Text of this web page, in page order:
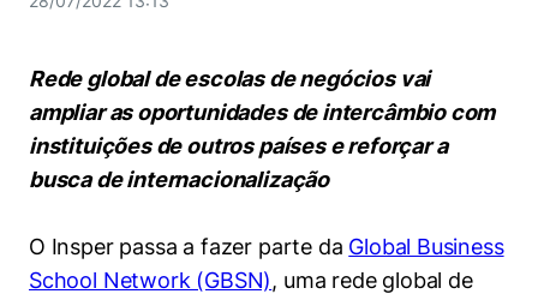
Todas as Engenharias
Engenharia de Computação
Engenharia Mecânica
Direito
Prêmio Duda Ermírio de Moraes
Como funciona
Resolução Eficaz de Problemas
Oportunidade de Negócios
Sala de Imprensa
Pesquisa na Graduação
Seminários Acadêmicos
Comitê de Ética em Pesquisa
Notícias
Instagram
Linkedin
Prêmios de Excelência
Ensino e aprendizagem
Visite o Insper
Canal de Ética
Ouvidoria
Portal da Privacidade
Rede global de escolas de negócios vai
ampliar as oportunidades de intercâmbio com
instituições de outros países e reforçar a
busca de internacionalização
O Insper passa a fazer parte da Global Business
School Network (GBSN), uma rede global de